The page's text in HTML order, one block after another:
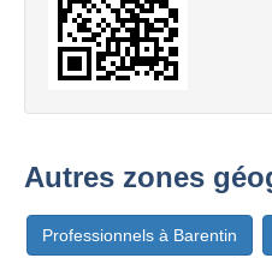
Autres zones
Professionnels à Barentin